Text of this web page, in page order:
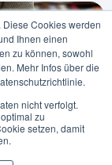
Diese Cookies werden
Ihnen einen
zu können, sowohl
Mehr Infos über die
nicht verfolgt.
zu
setzen, damit